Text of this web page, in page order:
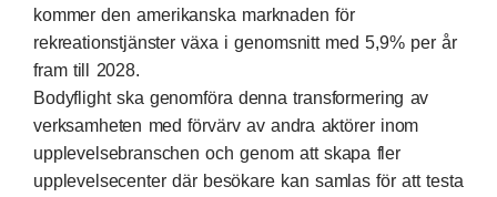
kommer den amerikanska marknaden för
rekreationstjänster växa i genomsnitt med 5,9% per år
fram till 2028.
Bodyflight ska genomföra denna transformering av
verksamheten med förvärv av andra aktörer inom
upplevelsebranschen och genom att skapa fler
upplevelsecenter där besökare kan samlas för att testa